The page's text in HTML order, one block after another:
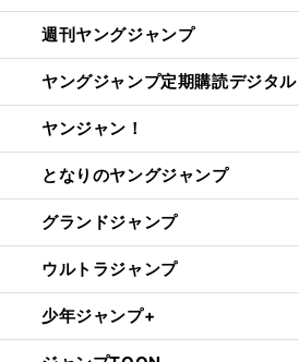
週刊ヤングジャンプ
ヤングジャンプ定期購読デジタル
ヤンジャン！
となりのヤングジャンプ
グランドジャンプ
ウルトラジャンプ
少年ジャンプ+